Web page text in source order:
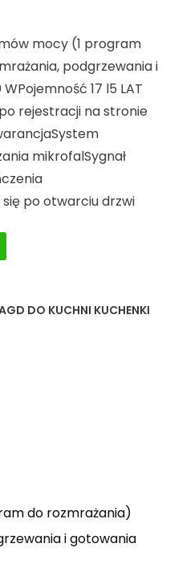
mocy (1 program
podgrzewania i
17 l5 LAT
rejestracji na stronie
mikrofalSygnał
po otwarciu drzwi
DO KUCHNI KUCHENKI
do rozmrażania)
i gotowania